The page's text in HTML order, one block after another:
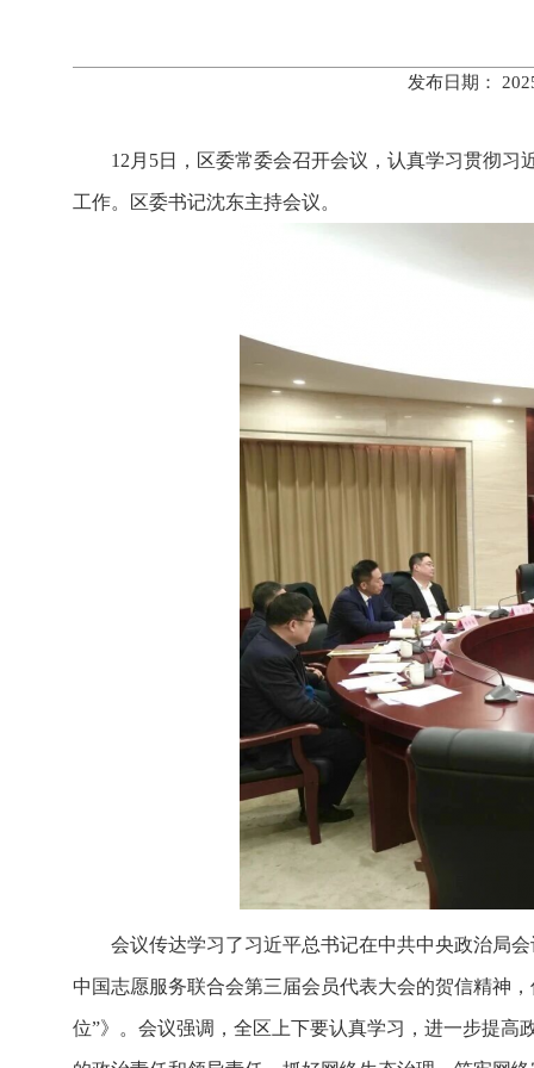
发布日期：
12月5日，区委常委会召开会议，认真学习贯彻
工作。区委书记沈东主持会议。
会议传达学习了习近平总书记在中共中央政治局
中国志愿服务联合会第三届会员代表大会的贺信精神
位”》。会议强调，全区上下要认真学习，进一步提